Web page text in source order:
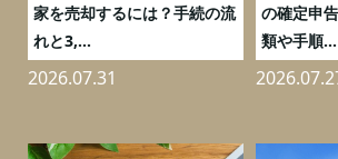
家を売却するには？手続の流
れと3,...
2026.07.31
の確定申
類や手順...